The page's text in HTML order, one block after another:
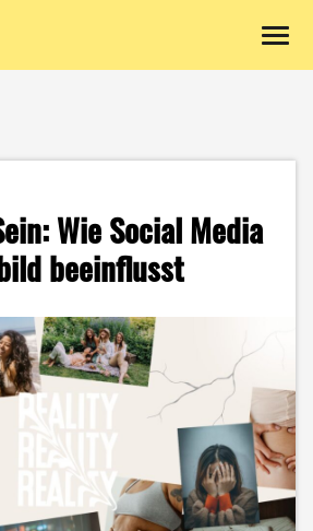
Wie Social Media
beeinflusst